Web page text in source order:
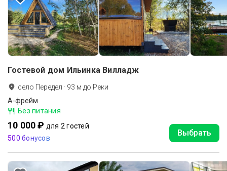
Гостевой дом Ильинка Вилладж
село Передел · 93 м до Реки
А-фрейм
Без питания
10 000 ₽ для 2 гостей
500 бонусов
Выбрать